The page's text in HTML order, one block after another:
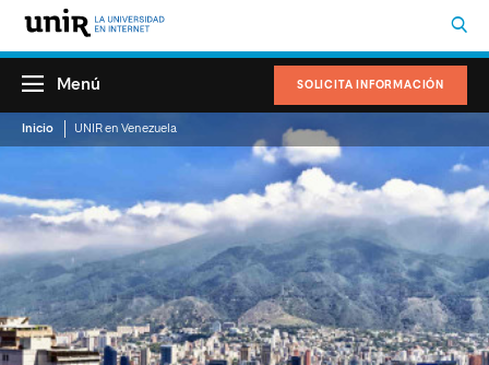
SOLICITA INFORMACIÓN
Menú
Inicio UNIR en Venezuela